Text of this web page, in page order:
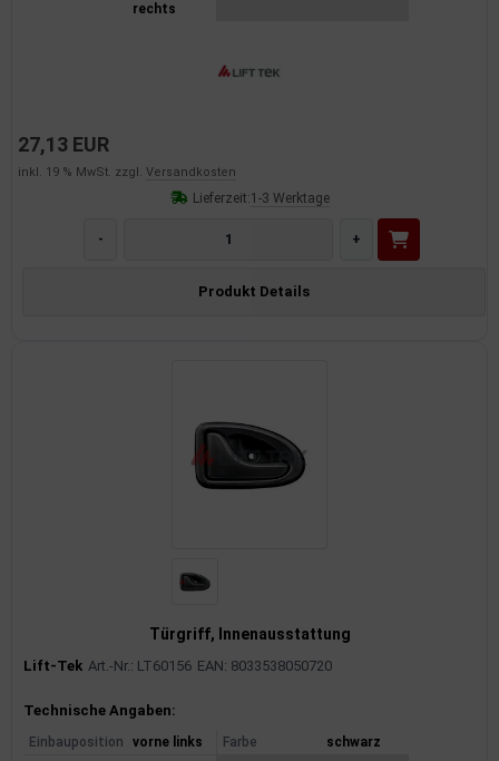
rechts
27,13 EUR
inkl. 19 % MwSt. zzgl. Versandkosten
Lieferzeit:1-3 Werktage
- +
Produkt Details
Türgriff, Innenausstattung
Lift-Tek Art.-Nr.: LT60156 EAN: 8033538050720
Produktinformationen
Technische Angaben:
Einbauposition vorne links Farbe
schwarz